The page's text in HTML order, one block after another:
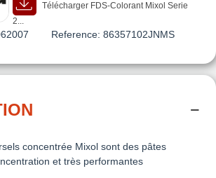
Télécharger FDS-Colorant Mixol Serie
2...
Reference: 86357102JNMS
concentrée Mixol sont des pâtes
et très performantes